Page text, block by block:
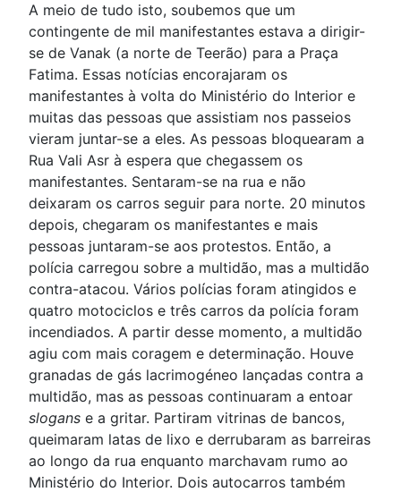
A meio de tudo isto, soubemos que um
contingente de mil manifestantes estava a dirigir-
se de Vanak (a norte de Teerão) para a Praça
Fatima. Essas notícias encorajaram os
manifestantes à volta do Ministério do Interior e
muitas das pessoas que assistiam nos passeios
vieram juntar-se a eles. As pessoas bloquearam a
Rua Vali Asr à espera que chegassem os
manifestantes. Sentaram-se na rua e não
deixaram os carros seguir para norte. 20 minutos
depois, chegaram os manifestantes e mais
pessoas juntaram-se aos protestos. Então, a
polícia carregou sobre a multidão, mas a multidão
contra-atacou. Vários polícias foram atingidos e
quatro motociclos e três carros da polícia foram
incendiados. A partir desse momento, a multidão
agiu com mais coragem e determinação. Houve
granadas de gás lacrimogéneo lançadas contra a
multidão, mas as pessoas continuaram a entoar
slogans e a gritar. Partiram vitrinas de bancos,
queimaram latas de lixo e derrubaram as barreiras
ao longo da rua enquanto marchavam rumo ao
Ministério do Interior. Dois autocarros também